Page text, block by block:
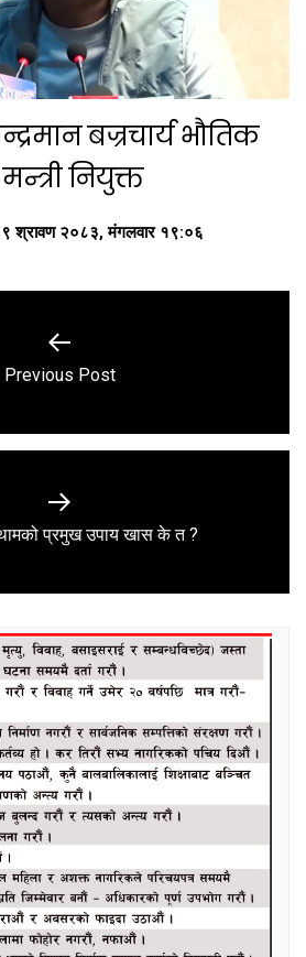
बज्रचार्य भौतिक
नियुक्त
श्रावण २०८३, मंगलवार १९:०६
Previous
Previous Post
Next
प्रमुख उपाय खास के त ?